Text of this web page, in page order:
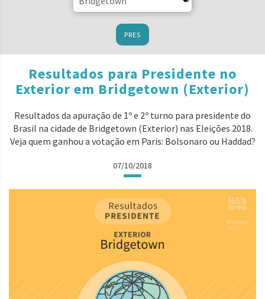
PRES
Resultados para Presidente no
Exterior em Bridgetown (Exterior)
Resultados da apuração de 1º e 2º turno para presidente do
Brasil na cidade de Bridgetown (Exterior) nas Eleições 2018.
Veja quem ganhou a votação em Paris: Bolsonaro ou Haddad?
07/10/2018